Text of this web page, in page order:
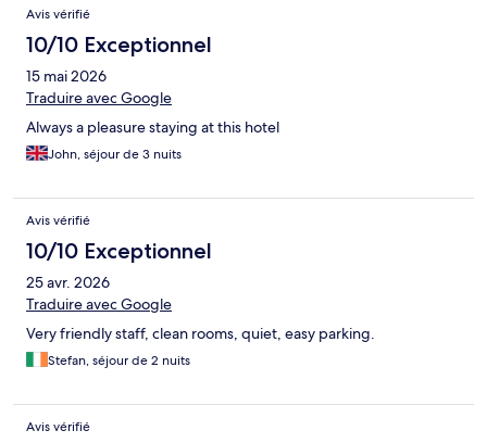
Avis vérifié
10/10 Exceptionnel
15 mai 2026
Traduire avec Google
Always a pleasure staying at this hotel
John, séjour de 3 nuits
Avis vérifié
10/10 Exceptionnel
25 avr. 2026
Traduire avec Google
Very friendly staff, clean rooms, quiet, easy parking.
Stefan, séjour de 2 nuits
Avis vérifié